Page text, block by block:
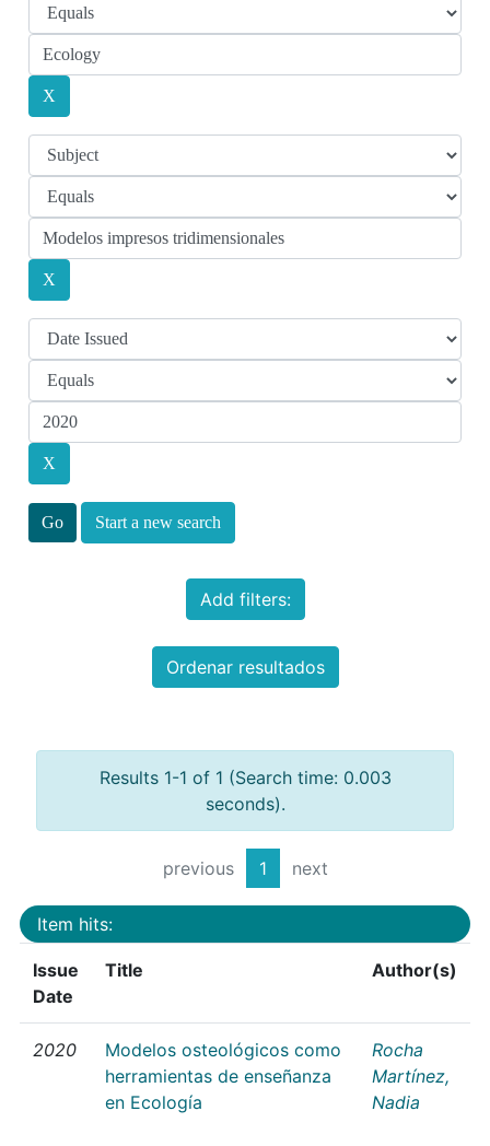
Start a new search
Add filters:
Ordenar resultados
Results 1-1 of 1 (Search time: 0.003
seconds).
previous 1 next
Item hits:
Issue
Date
Title Author(s)
2020
Modelos osteológicos como
herramientas de enseñanza
en Ecología
Rocha
Martínez,
Nadia